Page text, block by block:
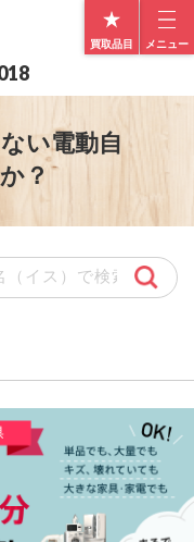
メニュー
買取品目
い電動自
？